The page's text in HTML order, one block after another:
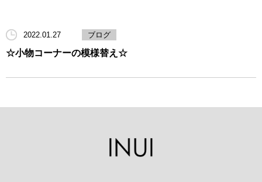
2022.01.27 ブログ
☆小物コーナーの模様替え☆